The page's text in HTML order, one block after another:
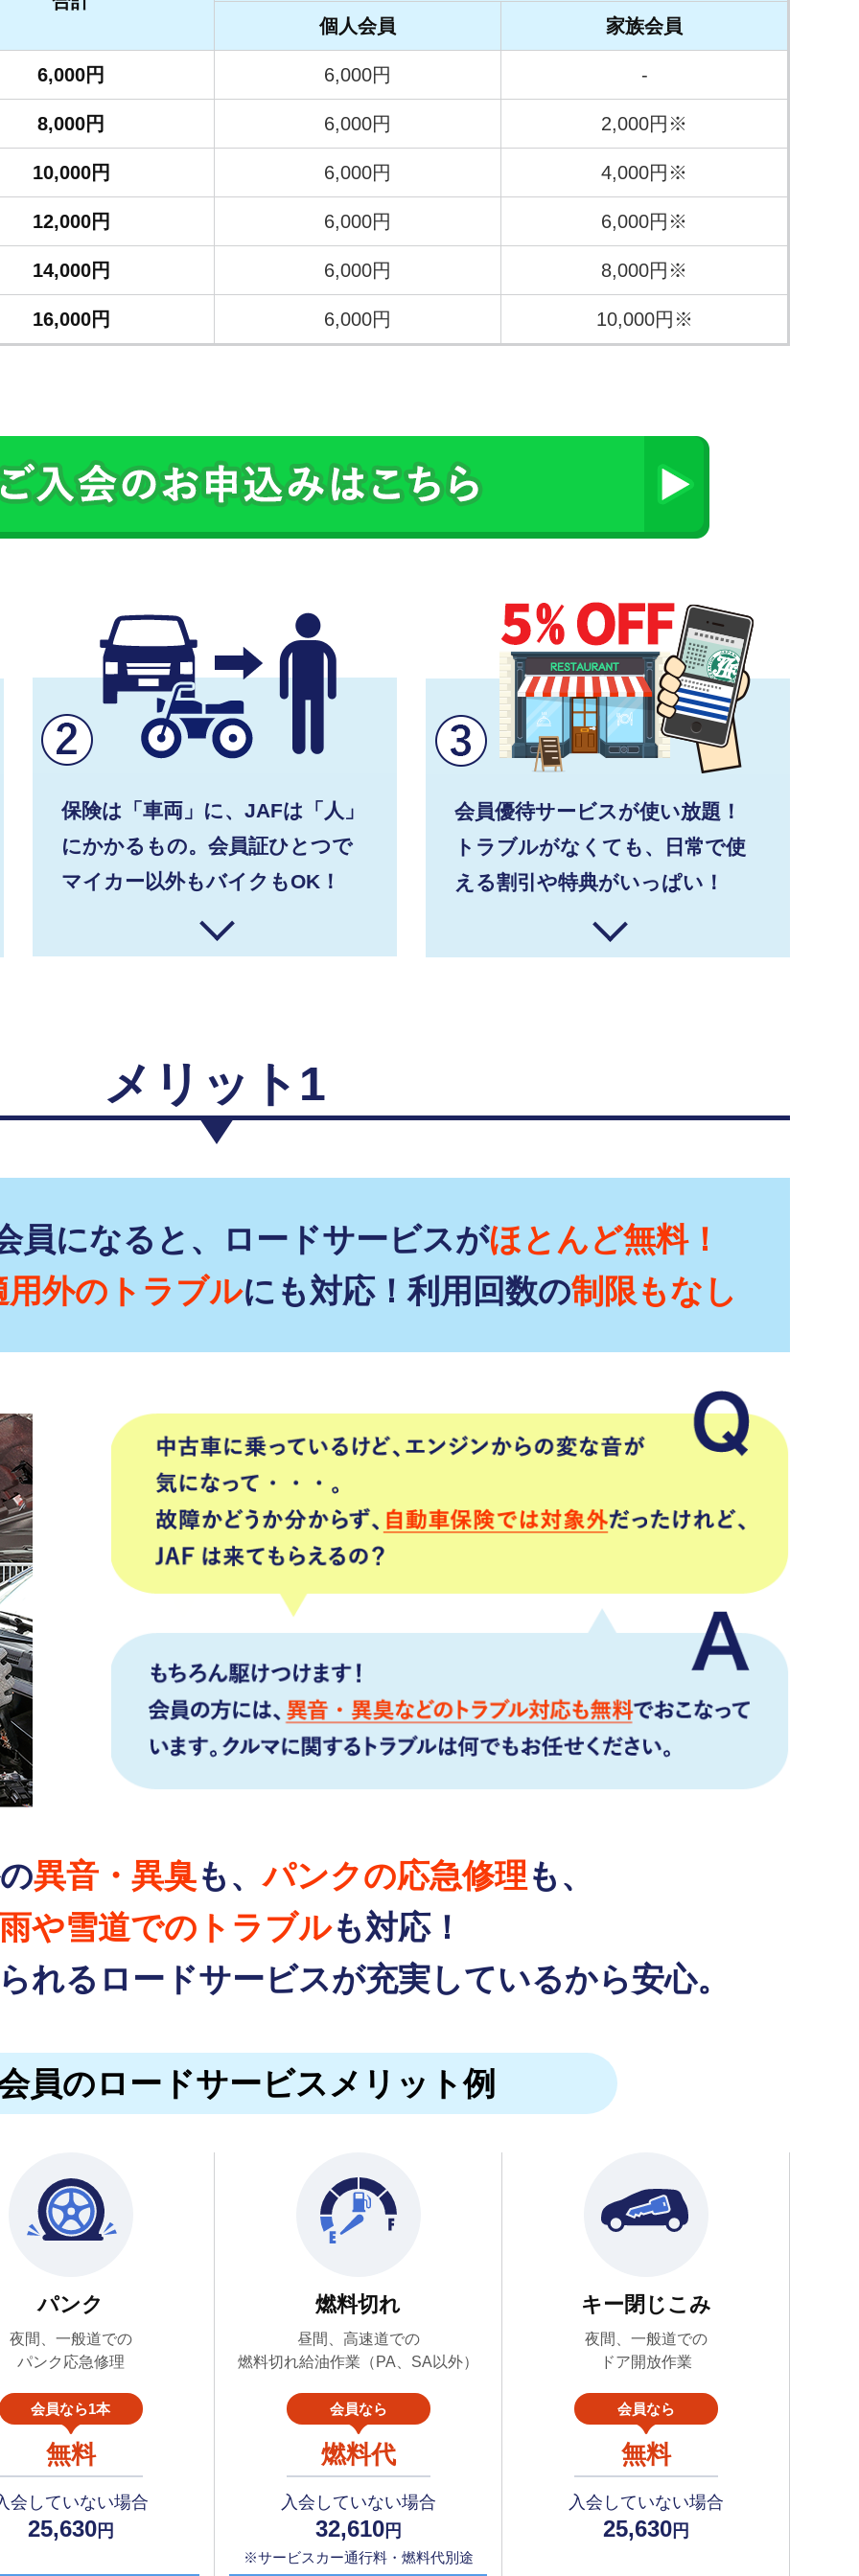
個人会員
家族会員
6,000円 6,000円 -
8,000円 6,000円 2,000円※
10,000円 6,000円 4,000円※
12,000円 6,000円 6,000円※
14,000円 6,000円 8,000円※
16,000円 6,000円 10,000円※
保険は「車両」に、JAFは「人」
にかかるもの。会員証ひとつで
マイカー以外もバイクもOK！
会員優待サービスが使い放題！
トラブルがなくても、日常で使
える割引や特典がいっぱい！
メリット1
員になると、ロードサービスがほとんど無料！
用外のトラブルにも対応！利用回数の制限もなし
異音・異臭も、パンクの応急修理 も、
や雪道でのトラブルも対応！
れるロードサービスが充実しているから安心。
員のロードサービスメリット例
パンク
夜間、一般道での
パンク応急修理
会員なら1本
無料
会していない場合
25,630円
燃料切れ
昼間、高速道での
燃料切れ給油作業（PA、SA以外）
会員なら
燃料代
入会していない場合
32,610円
※サービスカー通行料・燃料代別途
キー閉じこみ
夜間、一般道での
ドア開放作業
会員なら
無料
入会していない場合
25,630円